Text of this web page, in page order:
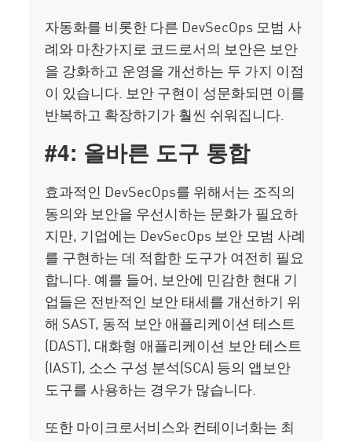
자동화를 비롯한 다른 DevSecOps 모범 사
례와 마찬가지로 코드로서의 보안은 보안
을 강화하고 운영을 개선하는 두 가지 이점
이 있습니다. 보안 구현이 성문화되면 이를
반복하고 확장하기가 훨씬 쉬워집니다.
#4: 올바른 도구 통합
효과적인 DevSecOps를 위해서는 조직의
동의와 보안을 우선시하는 문화가 필요하
지만, 기업에는 DevSecOps 보안 모범 사례
를 구현하는 데 적합한 도구가 여전히 필요
합니다. 예를 들어, 보안에 민감한 현대 기
업들은 전반적인 보안 태세를 개선하기 위
해 SAST, 동적 보안 애플리케이션 테스트
(DAST), 대화형 애플리케이션 보안 테스트
(IAST), 소스 구성 분석(SCA) 등의 앱보안
도구를 사용하는 경우가 많습니다.
또한 마이크로서비스와 컨테이너화는 최